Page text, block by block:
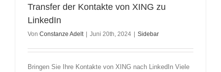
Transfer der Kontakte von XING zu
LinkedIn
Von Constanze Adelt | Juni 20th, 2024 | Sidebar
Bringen Sie Ihre Kontakte von XING nach LinkedIn Viele